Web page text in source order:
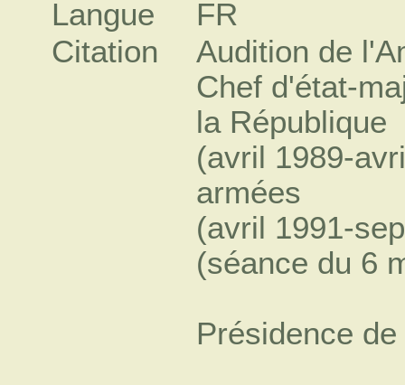
Langue
FR
Citation
Audition de
Chef d'état-
la République
(avril 1989-
armées
(avril 1991-
(séance du 6
Présidence